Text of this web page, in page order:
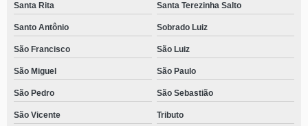
Santa Rita Santa Terezinha Salto
Santo Antônio Sobrado Luiz
São Francisco São Luiz
São Miguel São Paulo
São Pedro São Sebastião
São Vicente Tributo